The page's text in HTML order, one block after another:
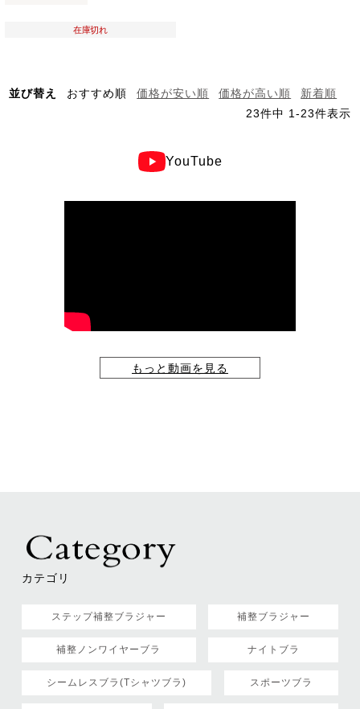
在庫切れ
並び替え おすすめ順 価格が安い順 価格が高い順
新着順
23件中 1 -23件表示
YouTube
もっと動画を見る
カテゴリ
ステップ補整ブラジャー 補整ブラジャー
補整ノンワイヤーブラ ナイトブラ
シームレスブラ(Tシャツブラ) スポーツブラ